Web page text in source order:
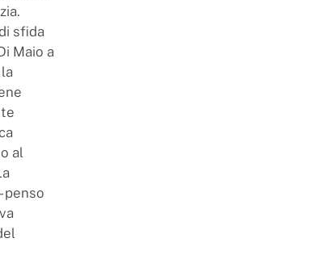
sfida
Maio a
al
penso